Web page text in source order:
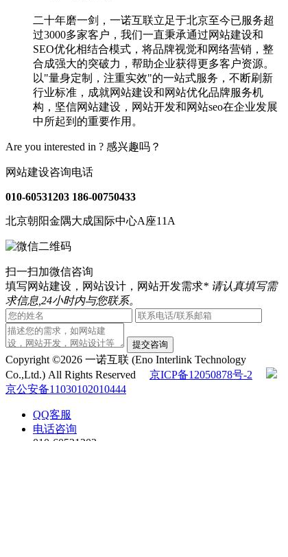
二十年磨一剑，一诺互联立足于北京至今已服务超
过3000多家客户，我们一直秉承通过网站建设和
SEO优化相结合模式，将品牌视觉和网络营销，整
合成强大的突破力，帮助企业获得更多客户资源。
以"量身定制，注重实效"的一站式服务，不断刷新
行业标准，成就网站建设和网站优化品牌服务机
构，坚信网站建设，网站开发和网站seo在企业发展
中所起到的重要作用。
Are you interested in ? 感兴趣吗？
网站建设咨询电话
010-60531203 186-00750433
北京朝阳金隅大成国际中心A座11A
扫一扫加微信咨询
填写网站建设，网站设计，网站开发需求* 请认真填写需
求信息,24小时内与您联系。
提交咨询
Copyright ©2026 一诺互联 (Eno Interlink Technology
Co.,Ltd.) All Rights Reserved 京ICP备12050878号-2
京公安备11030102010444
QQ客服
电话咨询
010-60531203